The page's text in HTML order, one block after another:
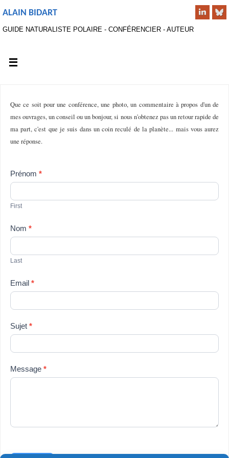
ALAIN BIDART
GUIDE NATURALISTE POLAIRE - CONFÉRENCIER - AUTEUR
Que ce soit pour une conférence, une photo, un commentaire à propos d'un de
mes ouvrages, un conseil ou un bonjour, si nous n'obtenez pas un retour rapide de
ma part, c'est que je suis dans un coin reculé de la planète... mais vous aurez
une réponse.
Contact
Us
Prénom *
First
Nom *
Last
Email *
Sujet *
Message *